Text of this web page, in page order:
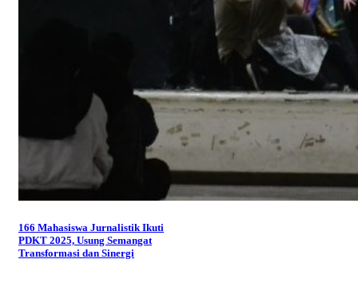
166 Mahasiswa Jurnalistik Ikuti
PDKT 2025, Usung Semangat
Transformasi dan Sinergi